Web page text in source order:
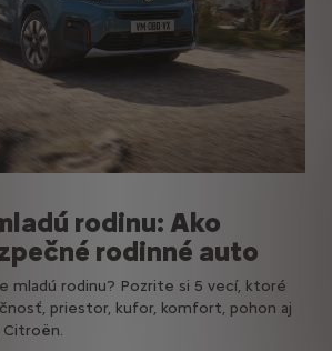
rodinu: Ako
rodinné auto
mladú rodinu? Pozrite si 5 vecí, ktoré
priestor, kufor, komfort, pohon aj